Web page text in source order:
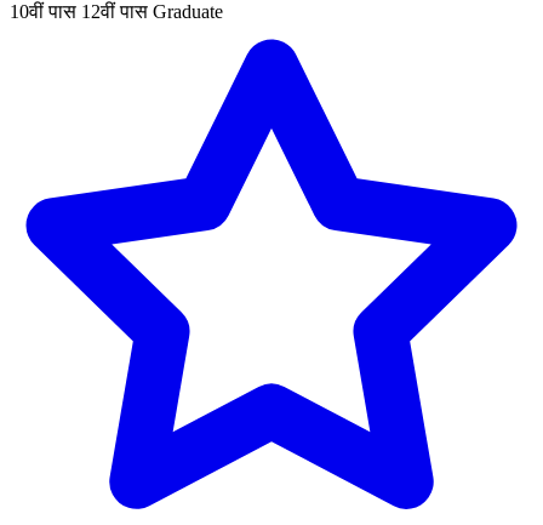
10वीं पास 12वीं पास Graduate